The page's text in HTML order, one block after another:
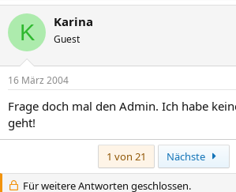
K Karina
Guest
16 März 2004
Frage doch mal den Admin. Ich habe
geht!
1 von 21 Nächste
Für weitere Antworten geschlossen.